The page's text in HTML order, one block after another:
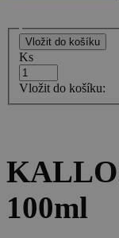
Ks
Vložit do košíku:
100ml